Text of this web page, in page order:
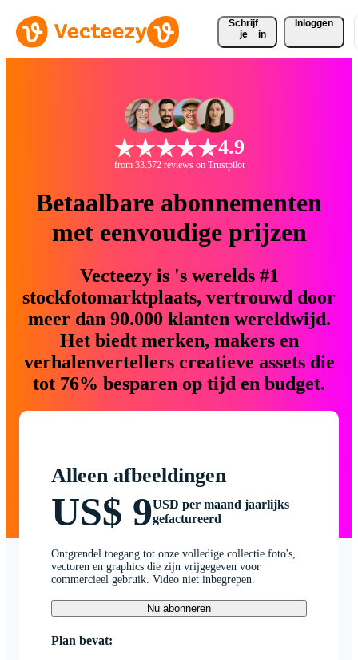
Schrijf
je
in
Inloggen
4.9
from 33.572 reviews on Trustpilot
Betaalbare abonnementen
met eenvoudige prijzen
Vecteezy is 's werelds #1
stockfotomarktplaats, vertrouwd door
meer dan 90.000 klanten wereldwijd.
Het biedt merken, makers en
verhalenvertellers creatieve assets die
tot 76% besparen op tijd en budget.
Alleen afbeeldingen
US$ 9USD per maand jaarlijks
gefactureerd
Ontgrendel toegang tot onze volledige collectie foto's,
vectoren en graphics die zijn vrijgegeven voor
commercieel gebruik. Video niet inbegrepen.
Nu abonneren
Plan bevat: